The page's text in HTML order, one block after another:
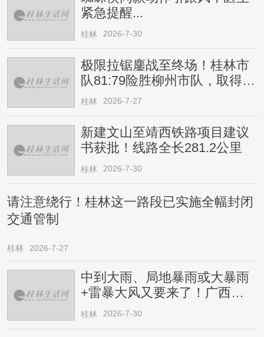
紧急提醒...
桂林 2026-7-30
极限拉锯鏖战至终场！桂林市
队81:79险胜柳州市队，取得四
连胜
桂林 2026-7-27
新建文山至靖西铁路项目建议
书获批！线路全长281.2公里
桂林 2026-7-30
请注意绕行！桂林这一路段已实施全幅封闭
交通管制
桂林 2026-7-27
中到大雨、局地暴雨或大暴雨
+雷暴大风又要来了！广西人
请注意
桂林 2026-7-30